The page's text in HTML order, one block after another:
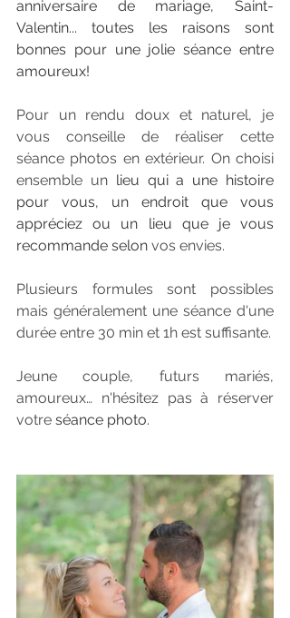
anniversaire de mariage, Saint-
Valentin... toutes les raisons sont
bonnes pour une jolie séance entre
amoureux!
Pour un rendu doux et naturel, je
vous conseille de réaliser cette
séance photos en extérieur. On choisi
ensemble un lieu qui a une histoire
pour vous, un endroit que vous
appréciez ou un lieu que je vous
recommande selon vos envies.
Plusieurs formules sont possibles
mais généralement une séance d'une
Jeune couple, futurs mariés,
amoureux… n'hésitez pas à réserver
votre séance photo.